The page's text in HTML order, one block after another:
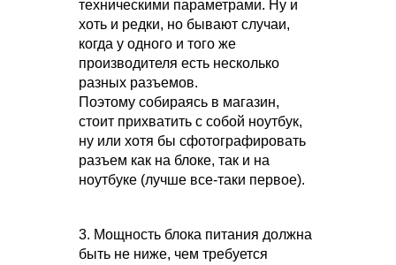
техническими параметрами. Ну и
хоть и редки, но бывают случаи,
когда у одного и того же
производителя есть несколько
разных разъемов.
Поэтому собираясь в магазин,
стоит прихватить с собой ноутбук,
ну или хотя бы сфотографировать
разъем как на блоке, так и на
ноутбуке (лучше все-таки первое).
3. Мощность блока питания должна
быть не ниже, чем требуется